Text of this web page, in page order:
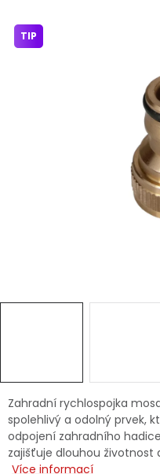
Značky
Zahradní rychlospojka
spolehlivý a odolný prvek,
odpojení zahradního
zajišťuje dlouhou životnost
Více informací
TIP